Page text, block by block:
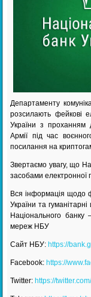
Департаменту
розсилають фейкові
України з проханням
Армії під час
посилання на
Звертаємо увагу, що
засобами електронної
Вся інформація щодо
України та
Національного банку
мереж НБУ
Сайт НБУ: https://
Facebook: https://
Twitter: https://